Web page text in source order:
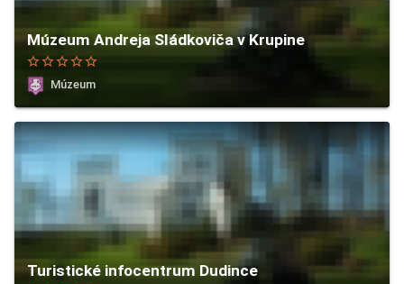
Múzeum Andreja Sládkoviča v Krupine
star_borderstar_borderstar_borderstar_borderstar_border
Múzeum
Turistické infocentrum Dudince